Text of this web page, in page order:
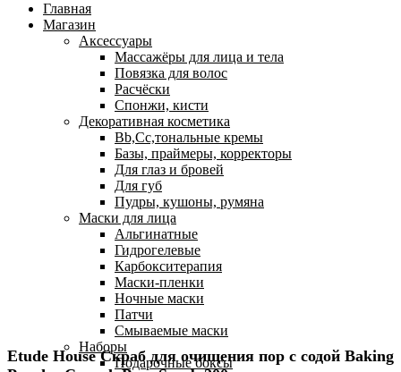
Главная
Магазин
Аксессуары
Массажёры для лица и тела
Повязка для волос
Расчёски
Спонжи, кисти
Декоративная косметика
Bb,Cc,тональные кремы
Базы, праймеры, корректоры
Для глаз и бровей
Для губ
Пудры, кушоны, румяна
Маски для лица
Альгинатные
Гидрогелевые
Карбокситерапия
Маски-пленки
Ночные маски
Патчи
Смываемые маски
Наборы
Подарочные боксы
Etude House Скраб для очищения пор с содой Baking